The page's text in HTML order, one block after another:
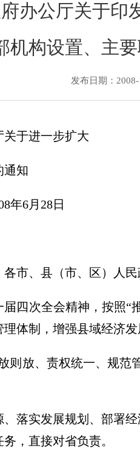
办公厅关于印
机构设置、主
发布日期：2008-
于进一步扩大
通知
年6月28日
市、县（市、区）人
四次全会精神，按照“
体制，增强县域经济
则放、责权统一、规范
落实发展规划、部署
，直接对省负责。